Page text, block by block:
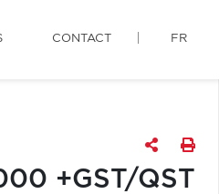
CONTACT FR
+GST/QST